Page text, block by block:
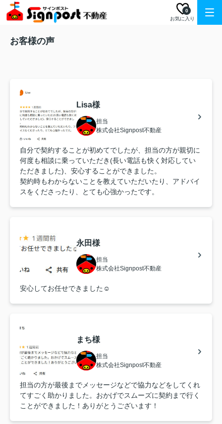
お気に入り
0
お客様の声
Lisa様
担当
株式会社Signpost不動産
自分で契約することが初めてでしたが、担当の方が親切に
何度も相談に乗っていただき(長い電話も快く対応してい
ただきました)、安心することができました。
契約時もわからないことを教えていただいたり、アドバイ
スをくださったり、とても心強かったです。
永田様
担当
株式会社Signpost不動産
安心してお任せできました☺︎
まち様
担当
株式会社Signpost不動産
担当の方が最後までメッセージなどで協力などをしてくれ
てすごく助かりました。おかげでスムーズに契約まで行く
ことができました！ありがとうございます！